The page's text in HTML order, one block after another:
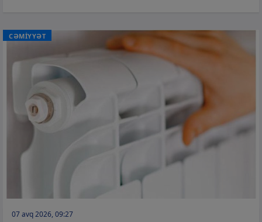
CƏMİYYƏT
07 avq 2026, 09:27